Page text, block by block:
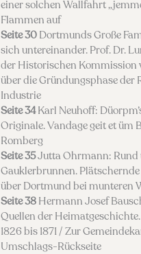
einer solchen Wallfahrt
Flammen auf
Seite 30Dortmunds Große
sich untereinander. Prof. Dr.
der Historischen Kommission
über die Gründungsphase der
Industrie
Seite 34Karl Neuhoff:
Originale. Vandage geit et üm
Romberg
Seite 35Jutta Ohrmann: Rund
Gauklerbrunnen.
über Dortmund bei munteren
Seite 38Hermann Josef
Quellen der
1826 bis 1871 / Zur
Umschlags-Rückseite